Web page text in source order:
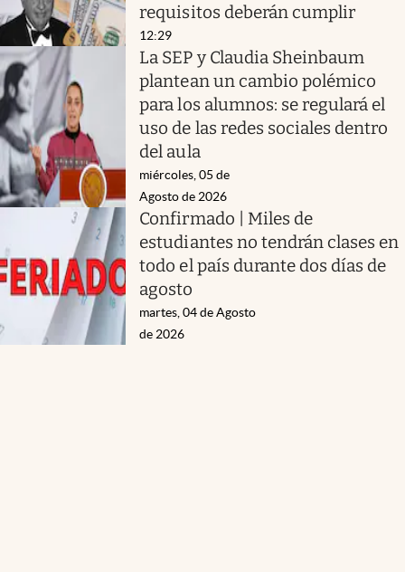
requisitos deberán cumplir
12:29
La SEP y Claudia Sheinbaum
plantean un cambio polémico
para los alumnos: se regulará el
uso de las redes sociales dentro
del aula
miércoles, 05 de
Agosto de 2026
Confirmado | Miles de
estudiantes no tendrán clases en
todo el país durante dos días de
agosto
martes, 04 de Agosto
de 2026